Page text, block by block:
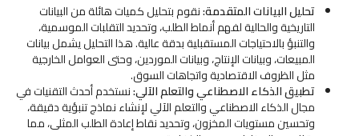
تحليل البيانات المتقدمة:نقوم بتحليل كميات هائلة من البيانات
التاريخية والحالية لفهم أنماط الطلب، وتحديد التقلبات الموسمية،
والتنبؤ بالاحتياجات المستقبلية بدقة عالية. هذا التحليل يشمل بيانات
المبيعات، وبيانات الإنتاج، وبيانات الموردين، وحتى العوامل الخارجية
مثل الظروف الاقتصادية واتجاهات السوق.
تطبيق الذكاء الاصطناعي والتعلم الآلي:نستخدم أحدث التقنيات في
مجال الذكاء الاصطناعي والتعلم الآلي لإنشاء نماذج تنبؤية دقيقة،
وتحسين مستويات المخزون، وتحديد نقاط إعادة الطلب المثلى، مما